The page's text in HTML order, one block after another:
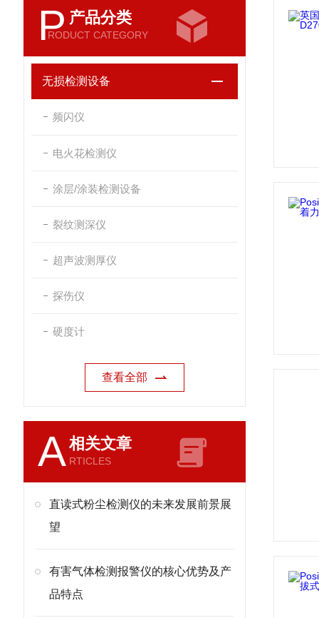
P 产品分类
RODUCT CATEGORY
无损检测设备
频闪仪
电火花检测仪
涂层/涂装检测设备
裂纹测深仪
超声波测厚仪
探伤仪
硬度计
查看全部
A相关文章
RTICLES
直读式粉尘检测仪的未来发展前景展
望
有害气体检测报警仪的核心优势及产
品特点